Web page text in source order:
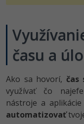
času a
Ako sa hovorí, čas
využívať čo
nástroje a
automatizovať